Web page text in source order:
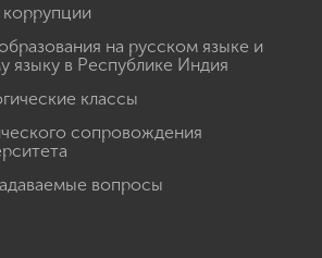
на русском языке и
языку в Республике Индия
классы
сопровождения
вопросы